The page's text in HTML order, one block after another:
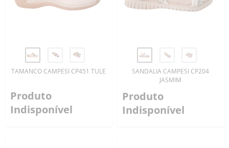
TAMANCO CAMPESI CP451 TULE
Produto
Indisponível
SANDALIA CAMPESI CP204
JASMIM
Produto
Indisponível